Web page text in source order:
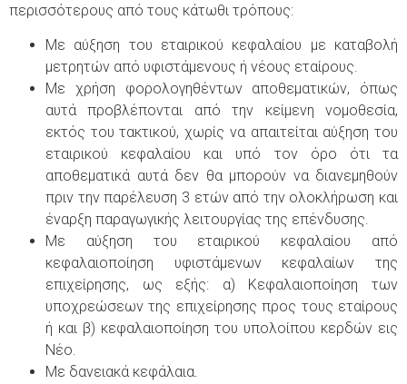
περισσότερους από τους κάτωθι τρόπους:
Με αύξηση του εταιρικού κεφαλαίου με καταβολή
μετρητών από υφιστάμενους ή νέους εταίρους.
Με χρήση φορολογηθέντων αποθεματικών, όπως
αυτά προβλέπονται από την κείμενη νομοθεσία,
εκτός του τακτικού, χωρίς να απαιτείται αύξηση του
εταιρικού κεφαλαίου και υπό τον όρο ότι τα
αποθεματικά αυτά δεν θα μπορούν να διανεμηθούν
πριν την παρέλευση 3 ετών από την ολοκλήρωση και
έναρξη παραγωγικής λειτουργίας της επένδυσης.
Με αύξηση του εταιρικού κεφαλαίου από
κεφαλαιοποίηση υφιστάμενων κεφαλαίων της
επιχείρησης, ως εξής: α) Κεφαλαιοποίηση των
υποχρεώσεων της επιχείρησης προς τους εταίρους
ή και β) κεφαλαιοποίηση του υπολοίπου κερδών εις
Νέο.
Με δανειακά κεφάλαια.